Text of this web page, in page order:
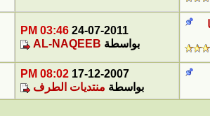
24-07-2011
03:46 PM
بواسطة AL-NAQEEB
17-12-2007
08:02 PM
بواسطة منتديات الطرف